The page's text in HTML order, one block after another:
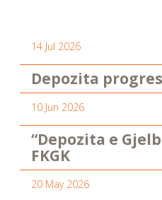
14 Jul 2026
Depozita
10 Jun 2026
“Depozita e
FKGK
20 May 2026